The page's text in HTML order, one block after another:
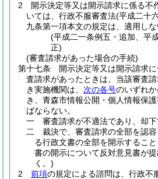
2
開示決定等又は開示請求に係る不
いては、行政不服審査法(平成二十
九条第一項本文の規定は、適用しな
(平成二一条例五・追加、平
正)
(審査請求があった場合の手続)
第十七条
開示決定等又は開示請求
査請求があったときは、当該審査
き実施機関は、 次の各号のいずれ
き、青森市情報公開・個人情報保
ばならない。
一
審査請求が不適法であり、却
二
裁決で、審査請求の全部を認
る行政文書の全部を開示するこ
書の開示について反対意見書が
く。)
2
前項の規定による諮問は、行政不